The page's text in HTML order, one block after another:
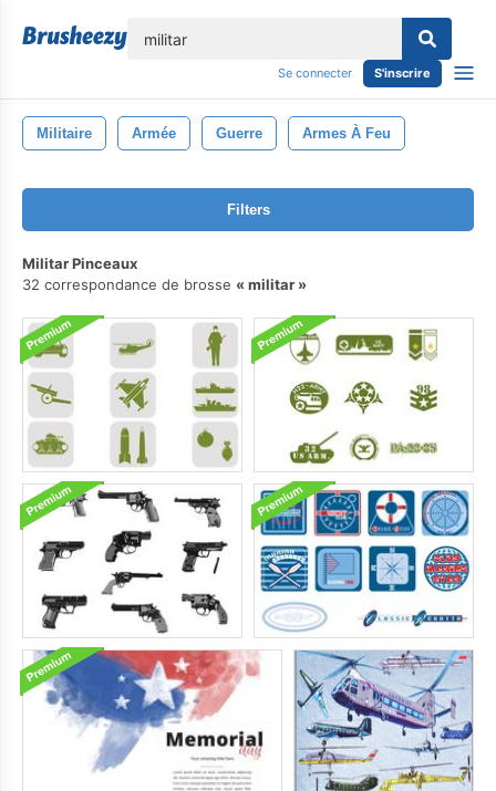
Se connecter S'inscrire
Militaire Armée Guerre Armes À Feu
Filters
Militar Pinceaux
32 correspondance de brosse
militar